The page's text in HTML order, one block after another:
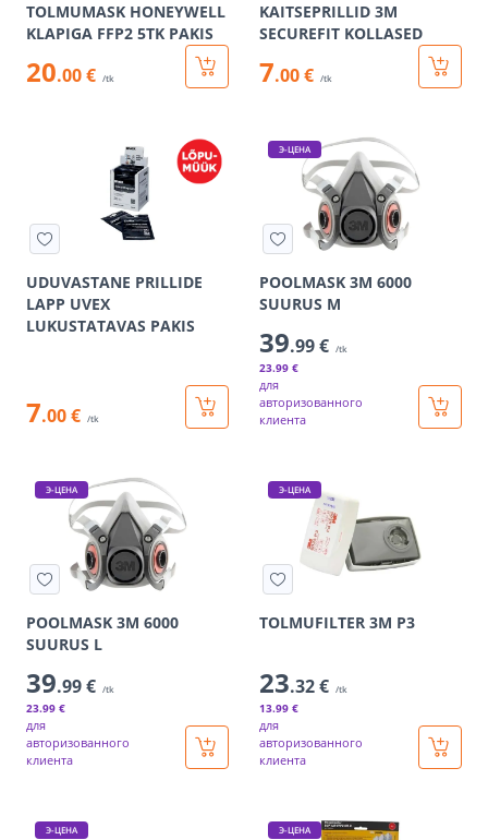
TOLMUMASK HONEYWELL
KLAPIGA FFP2 5TK PAKIS
20.00 € /tk
KAITSEPRILLID 3M
SECUREFIT KOLLASED
7.00 € /tk
UDUVASTANE PRILLIDE
LAPP UVEX
LUKUSTATAVAS PAKIS
7.00 € /tk
Э-ЦЕНА
POOLMASK 3M 6000
SUURUS M
39.99 € /tk
23.99 €
для
авторизованного
клиента
Э-ЦЕНА
POOLMASK 3M 6000
SUURUS L
39.99 € /tk
23.99 €
для
авторизованного
клиента
Э-ЦЕНА
TOLMUFILTER 3M P3
23.32 € /tk
13.99 €
для
авторизованного
клиента
Э-ЦЕНА Э-ЦЕНА